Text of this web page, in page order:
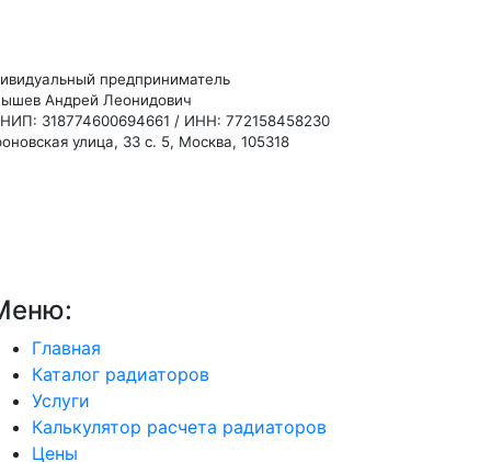
предприниматель
Андрей Леонидович
318774600694661 / ИНН: 772158458230
улица, 33 с. 5, Москва, 105318
Главная
Каталог радиаторов
Услуги
Калькулятор расчета радиаторов
Цены